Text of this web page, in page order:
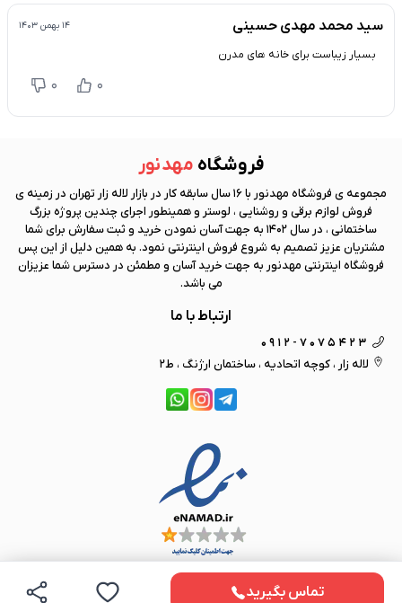
سید محمد مهدی حسینی ۱۴ بهمن ۱۴۰۳
بسیار زیباست برای خانه های مدرن
0
0
تماس بگیرید
فروشگاه مهد نور
مجموعه ی فروشگاه مهد نور
با 16 سال سابقه کار در بازار لاله زار تهران در زمینه ی
فروش لوازم برقی و روشنایی ، لوستر و همینطور اجرای چندین پروژه بزرگ
ساختمانی ، در سال 1402 به جهت آسان نمودن خرید و ثبت سفارش برای شما
مشتریان عزیز تصمیم به شروع فروش اینترنتی نمود. به همین دلیل از این پس
فروشگاه اینترنتی مهد نور به جهت خرید آسان و مطمئن در دسترس شما عزیزان
می باشد.
ارتباط با ما
0912-7075423
لاله زار ، کوچه اتحادیه ، ساختمان ارژنگ ، ط2
تمامی حقوق مادی و معنوی این سایت متعلق به مهد نور